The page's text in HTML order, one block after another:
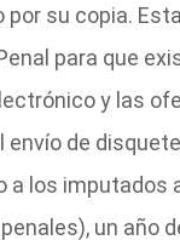
por su copia.
para que
y las
envío de
a los imputados
un año